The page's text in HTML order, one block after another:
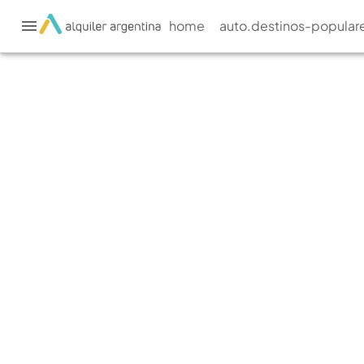
home auto.destinos-